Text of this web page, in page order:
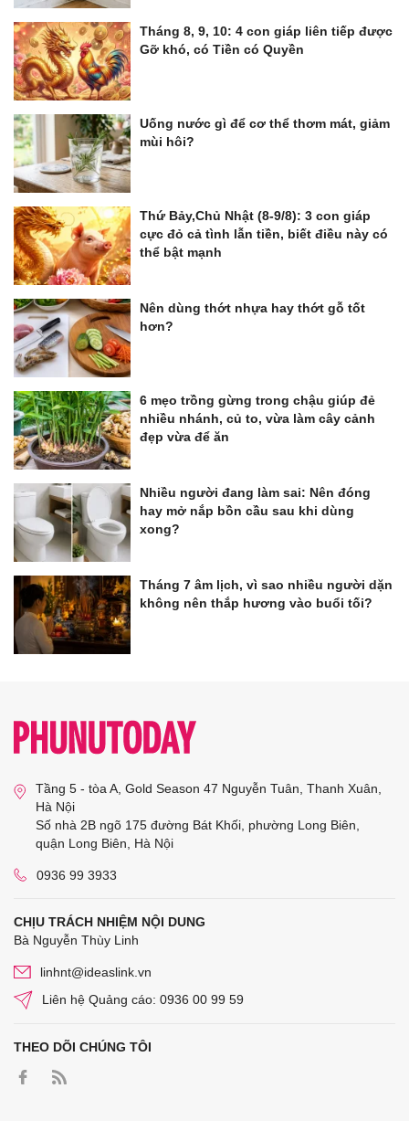
Tháng 8, 9, 10: 4 con giáp liên tiếp được
Gỡ khó, có Tiền có Quyền
Uống nước gì để cơ thể thơm mát, giảm
mùi hôi?
Thứ Bảy,Chủ Nhật (8-9/8): 3 con giáp
cực đỏ cả tình lẫn tiền, biết điều này có
thể bật mạnh
Nên dùng thớt nhựa hay thớt gỗ tốt
hơn?
6 mẹo trồng gừng trong chậu giúp đẻ
nhiều nhánh, củ to, vừa làm cây cảnh
đẹp vừa để ăn
Nhiều người đang làm sai: Nên đóng
hay mở nắp bồn cầu sau khi dùng
xong?
Tháng 7 âm lịch, vì sao nhiều người dặn
không nên thắp hương vào buổi tối?
Tầng 5 - tòa A, Gold Season 47 Nguyễn Tuân, Thanh Xuân,
Hà Nội
Số nhà 2B ngõ 175 đường Bát Khối, phường Long Biên,
quận Long Biên, Hà Nội
0936 99 3933
CHỊU TRÁCH NHIỆM NỘI DUNG
Bà Nguyễn Thùy Linh
linhnt@ideaslink.vn
Liên hệ Quảng cáo: 0936 00 99 59
THEO DÕI CHÚNG TÔI